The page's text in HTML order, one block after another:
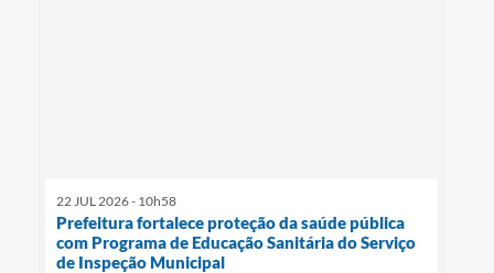
22 JUL 2026 - 10h58
Prefeitura fortalece proteção da saúde pública
com Programa de Educação Sanitária do Serviço
de Inspeção Municipal